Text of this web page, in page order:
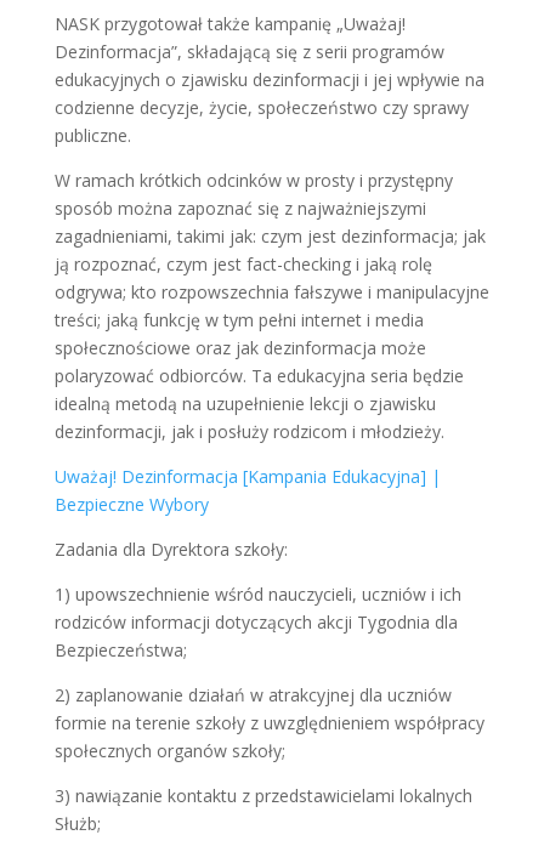
NASK przygotował także kampanię „Uważaj!
Dezinformacja”, składającą się z serii programów
edukacyjnych o zjawisku dezinformacji i jej wpływie na
codzienne decyzje, życie, społeczeństwo czy sprawy
publiczne.
W ramach krótkich odcinków w prosty i przystępny
sposób można zapoznać się z najważniejszymi
zagadnieniami, takimi jak: czym jest dezinformacja; jak
ją rozpoznać, czym jest fact-checking i jaką rolę
odgrywa; kto rozpowszechnia fałszywe i manipulacyjne
treści; jaką funkcję w tym pełni internet i media
społecznościowe oraz jak dezinformacja może
polaryzować odbiorców. Ta edukacyjna seria będzie
idealną metodą na uzupełnienie lekcji o zjawisku
dezinformacji, jak i posłuży rodzicom i młodzieży.
Uważaj! Dezinformacja [Kampania Edukacyjna] |
Bezpieczne Wybory
Zadania dla Dyrektora szkoły:
1) upowszechnienie wśród nauczycieli, uczniów i ich
rodziców informacji dotyczących akcji Tygodnia dla
Bezpieczeństwa;
2) zaplanowanie działań w atrakcyjnej dla uczniów
formie na terenie szkoły z uwzględnieniem współpracy
społecznych organów szkoły;
3) nawiązanie kontaktu z przedstawicielami lokalnych
Służb;